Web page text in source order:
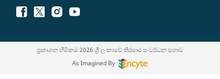
ප්‍රකාශන හිමිකම 2026 ශ්‍රී ලංකාවේ තිරසාර සංවර්ධන සභාව
As Imagined By